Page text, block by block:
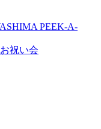
PEEK-A-
祝い会